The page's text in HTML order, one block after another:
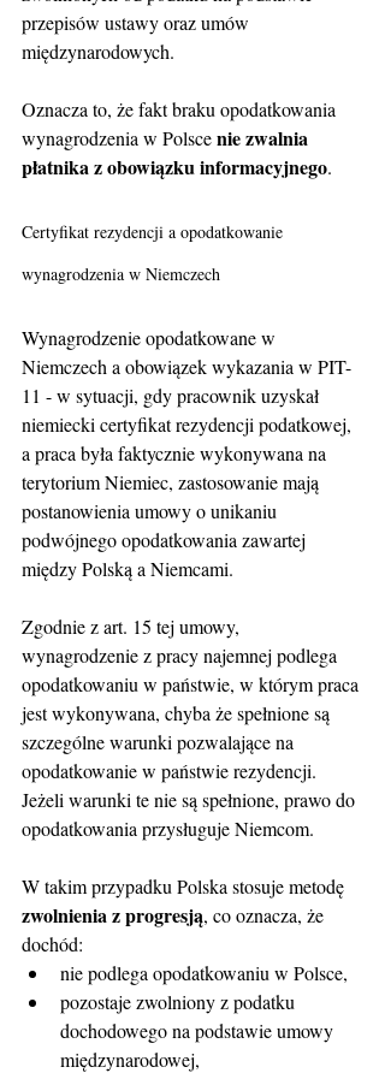
przepisów ustawy oraz umów
międzynarodowych.
Oznacza to, że fakt braku opodatkowania
wynagrodzenia w Polsce nie zwalnia
płatnika z obowiązku informacyjnego.
Certyfikat rezydencji a opodatkowanie
wynagrodzenia w Niemczech
Wynagrodzenie opodatkowane w
Niemczech a obowiązek wykazania w PIT-
11 - w sytuacji, gdy pracownik uzyskał
niemiecki certyfikat rezydencji podatkowej,
a praca była faktycznie wykonywana na
terytorium Niemiec, zastosowanie mają
postanowienia umowy o unikaniu
podwójnego opodatkowania zawartej
między Polską a Niemcami.
Zgodnie z art. 15 tej umowy,
wynagrodzenie z pracy najemnej podlega
opodatkowaniu w państwie, w którym praca
jest wykonywana, chyba że spełnione są
szczególne warunki pozwalające na
opodatkowanie w państwie rezydencji.
Jeżeli warunki te nie są spełnione, prawo do
opodatkowania przysługuje Niemcom.
W takim przypadku Polska stosuje metodę
zwolnienia z progresją, co oznacza, że
dochód:
nie podlega opodatkowaniu w Polsce,
pozostaje zwolniony z podatku
dochodowego na podstawie umowy
międzynarodowej,